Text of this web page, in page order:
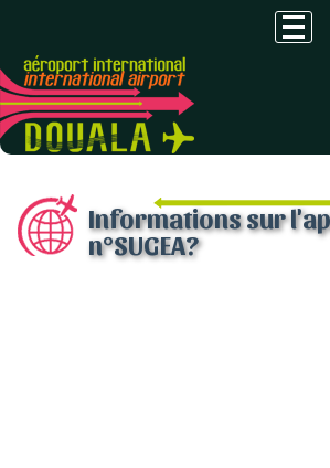
Informations sur
n°SUGEA?